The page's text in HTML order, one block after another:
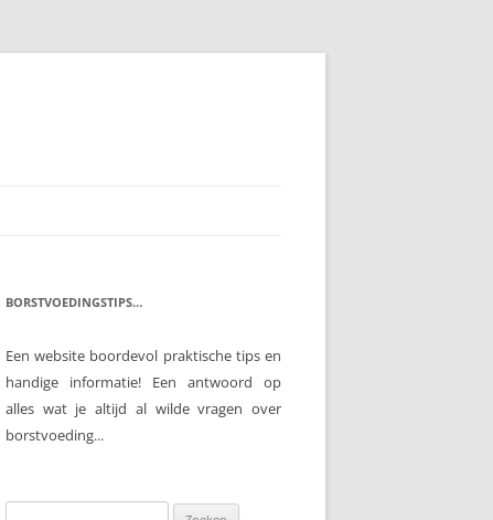
BORSTVOEDINGSTIPS…
Een website boordevol praktische tips en
handige informatie! Een antwoord op
alles wat je altijd al wilde vragen over
borstvoeding...